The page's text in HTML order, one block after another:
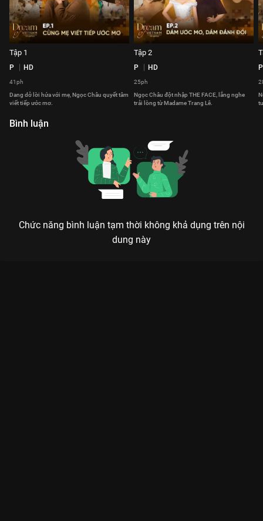
Tập 1
P HD
41ph
Dang dở lời hứa với mẹ, Ngọc Châu quyết tâm
viết tiếp ước mơ.
Tập 2
P HD
25ph
Ngọc Châu đột nhập THE FACE, lắng nghe
trải lòng từ Madame Trang Lê.
P
Bình luận
Chức năng bình luận tạm thời không khả dụng trên nội
dung này